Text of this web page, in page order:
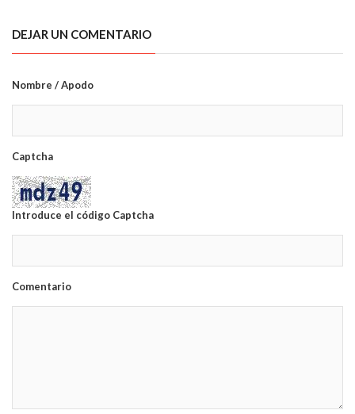
DEJAR UN COMENTARIO
Nombre / Apodo
Captcha
Introduce el código Captcha
Comentario